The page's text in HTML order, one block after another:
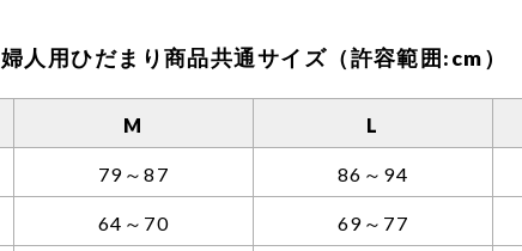
婦人用ひだまり商品共通サイズ（許容範囲:cm）
M L
79～87 86～94
64～70 69～77